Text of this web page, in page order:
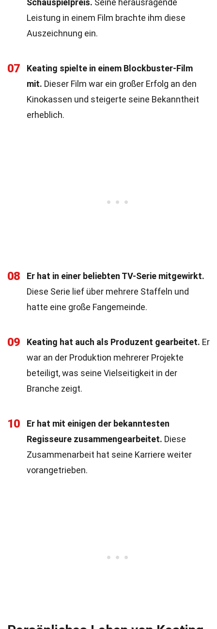
Schauspielpreis. Seine herausragende
Leistung in einem Film brachte ihm diese
Auszeichnung ein.
07
Keating spielte in einem Blockbuster-Film
mit. Dieser Film war ein großer Erfolg an den
Kinokassen und steigerte seine Bekanntheit
erheblich.
08
Er hat in einer beliebten TV-Serie mitgewirkt.
Diese Serie lief über mehrere Staffeln und
hatte eine große Fangemeinde.
09 Keating hat auch als Produzent gearbeitet. Er
war an der Produktion mehrerer Projekte
beteiligt, was seine Vielseitigkeit in der
Branche zeigt.
10
Er hat mit einigen der bekanntesten
Regisseure zusammengearbeitet. Diese
Zusammenarbeit hat seine Karriere weiter
vorangetrieben.